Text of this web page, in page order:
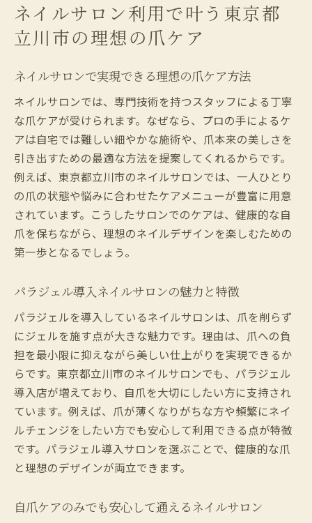
ネイルサロン利用で叶う東京都
立川市の理想の爪ケア
ネイルサロンで実現できる理想の爪ケア方法
ネイルサロンでは、専門技術を持つスタッフによる丁寧
な爪ケアが受けられます。なぜなら、プロの手によるケ
アは自宅では難しい細やかな施術や、爪本来の美しさを
引き出すための最適な方法を提案してくれるからです。
例えば、東京都立川市のネイルサロンでは、一人ひとり
の爪の状態や悩みに合わせたケアメニューが豊富に用意
されています。こうしたサロンでのケアは、健康的な自
爪を保ちながら、理想のネイルデザインを楽しむための
第一歩となるでしょう。
パラジェル導入ネイルサロンの魅力と特徴
パラジェルを導入しているネイルサロンは、爪を削らず
にジェルを施す点が大きな魅力です。理由は、爪への負
担を最小限に抑えながら美しい仕上がりを実現できるか
らです。東京都立川市のネイルサロンでも、パラジェル
導入店が増えており、自爪を大切にしたい方に支持され
ています。例えば、爪が薄くなりがちな方や頻繁にネイ
ルチェンジをしたい方でも安心して利用できる点が特徴
です。パラジェル導入サロンを選ぶことで、健康的な爪
と理想のデザインが両立できます。
自爪ケアのみでも安心して通えるネイルサロン